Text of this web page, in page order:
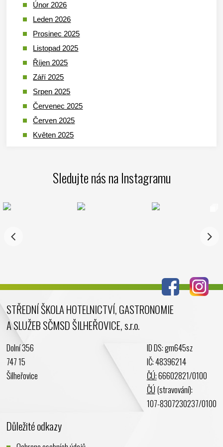
Únor 2026
Leden 2026
Prosinec 2025
Listopad 2025
Říjen 2025
Září 2025
Srpen 2025
Červenec 2025
Červen 2025
Květen 2025
Leden 2025
Listopad 2024
Duben 2024
Březen 2024
Leden 2024
Listopad 2023
Srpen 2023
Sledujte nás na Instagramu
STŘEDNÍ ŠKOLA HOTELNICTVÍ, GASTRONOMIE
A SLUŽEB SČMSD ŠILHEŘOVICE, s.r.o.
Dolní 356
747 15
Šilheřovice
ID DS: gm645sz
IČ: 48396214
ČÚ:66602821/0100
ČÚ (stravování):
107-8307230237/0100
Důležité odkazy